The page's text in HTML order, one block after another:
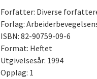
Forfatter: Diverse
Forlag:
ISBN: 82-90759-09-6
Format: Heftet
Utgivelsesår: 1994
Opplag: 1